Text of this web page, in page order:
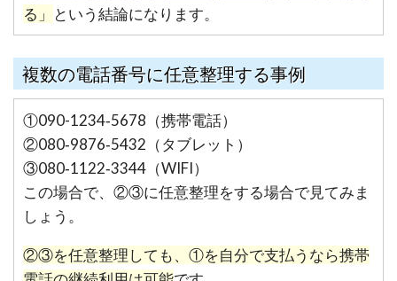
る」
という結論になります。
複数の電話番号に任意整理する事例
①090-1234‐5678（携帯電話）
②080‐9876‐5432（タブレット）
③080‐1122‐3344（WIFI）
この場合で、②③に任意整理をする場合で見てみま
しょう。
②③を任意整理しても、①を自分で支払うなら携帯